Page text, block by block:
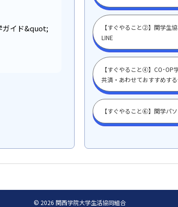
ガイド&quot;
【すぐやること②】関学生
LINE
【すぐやること④】CO･OP
共済・あわせておすすめす
【すぐやること⑥】関学パ
© 2026 関西学院大学生活協同組合